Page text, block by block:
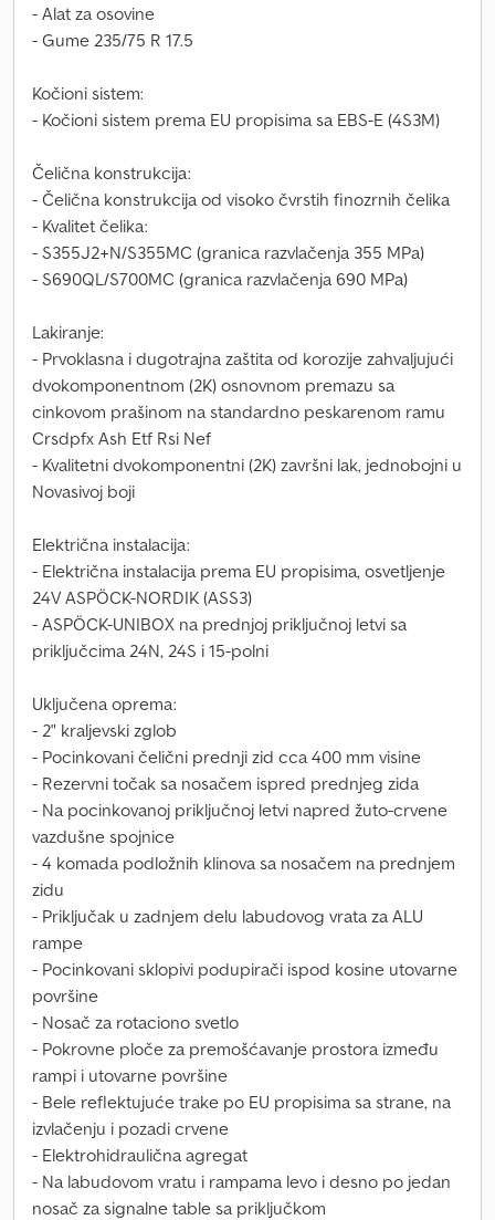
- Alat za osovine
- Gume 235/75 R 17.5
Kočioni sistem:
- Kočioni sistem prema EU propisima sa EBS-E (4S3M)
Čelična konstrukcija:
- Čelična konstrukcija od visoko čvrstih finozrnih čelika
- Kvalitet čelika:
- S355J2+N/S355MC (granica razvlačenja 355 MPa)
- S690QL/S700MC (granica razvlačenja 690 MPa)
Lakiranje:
- Prvoklasna i dugotrajna zaštita od korozije zahvaljujući
dvokomponentnom (2K) osnovnom premazu sa
cinkovom prašinom na standardno peskarenom ramu
Crsdpfx Ash Etf Rsi Nef
- Kvalitetni dvokomponentni (2K) završni lak, jednobojni u
Novasivoj boji
Električna instalacija:
- Električna instalacija prema EU propisima, osvetljenje
24V ASPÖCK-NORDIK (ASS3)
- ASPÖCK-UNIBOX na prednjoj priključnoj letvi sa
priključcima 24N, 24S i 15-polni
Uključena oprema:
- 2" kraljevski zglob
- Pocinkovani čelični prednji zid cca 400 mm visine
- Rezervni točak sa nosačem ispred prednjeg zida
- Na pocinkovanoj priključnoj letvi napred žuto-crvene
vazdušne spojnice
- 4 komada podložnih klinova sa nosačem na prednjem
zidu
- Priključak u zadnjem delu labudovog vrata za ALU
rampe
- Pocinkovani sklopivi podupirači ispod kosine utovarne
površine
- Nosač za rotaciono svetlo
- Pokrovne ploče za premošćavanje prostora između
rampi i utovarne površine
- Bele reflektujuće trake po EU propisima sa strane, na
izvlačenju i pozadi crvene
- Elektrohidraulična agregat
- Na labudovom vratu i rampama levo i desno po jedan
nosač za signalne table sa priključkom